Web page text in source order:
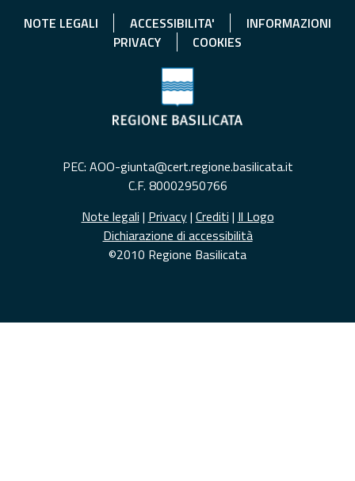
NOTE LEGALI ACCESSIBILITA'
INFORMAZIONI
PRIVACY
COOKIES
PEC: AOO-giunta@cert.regione.basilicata.it
C.F. 80002950766
Note legali | Privacy| Crediti | Il Logo
Dichiarazione di accessibilità
©2010 Regione Basilicata